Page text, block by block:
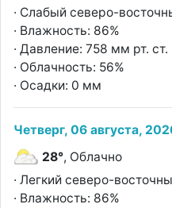
· Слабый северо-
· Влажность: 86%
· Давление: 758 мм рт. ст.
· Облачность: 56%
· Осадки: 0 мм
Четверг, 06 августа,
28°, Облачно
· Легкий северо-
· Влажность: 86%